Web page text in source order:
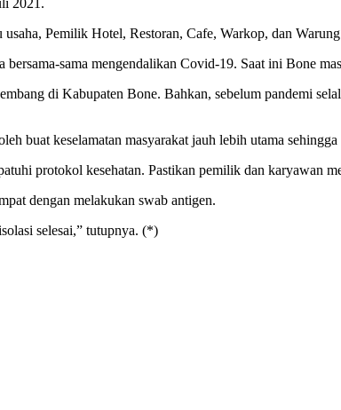
2021.
Pemilik Hotel, Restoran, Cafe, Warkop, dan
sama mengendalikan Covid-19. Saat ini Bone
di Kabupaten Bone. Bahkan, sebelum pandemi
buat keselamatan masyarakat jauh lebih utama
protokol kesehatan. Pastikan pemilik dan karyawan
dengan melakukan swab antigen.
selesai,” tutupnya. (*)